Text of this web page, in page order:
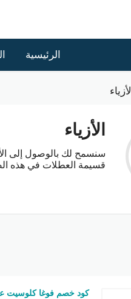
الرئيسية
الأزياء
الأزياء
سنسمح لك بالوصول إلى
قسيمة العطلات في هذه